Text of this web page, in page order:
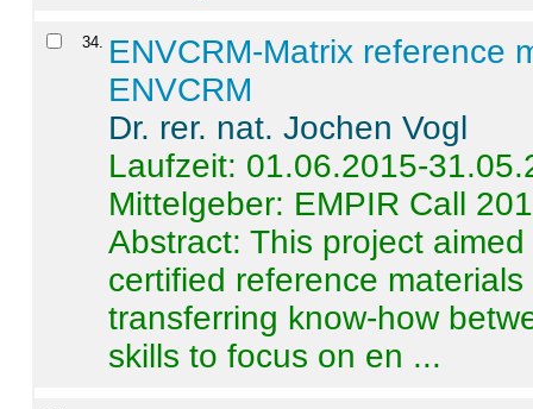
34. ENVCRM-Matrix reference
ENVCRM
Dr. rer. nat. Jochen Vogl
Laufzeit: 01.06.2015-
Mittelgeber: EMPIR Call
Abstract:This project
certified reference
transferring know-how
skills to focus on en ...